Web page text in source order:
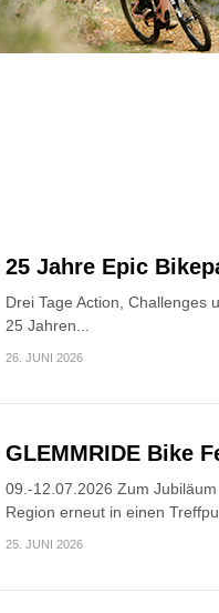
25 Jahre Epic
Drei Tage Action, Challenges
25 Jahren...
26. JUNI 2026
GLEMMRIDE Bike
09.-12.07.2026 Zum
Region erneut in einen
25. JUNI 2026